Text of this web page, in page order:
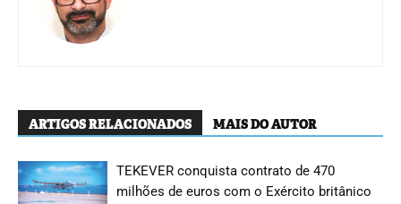
ARTIGOS RELACIONADOS MAIS DO AUTOR
TEKEVER conquista contrato de 470
milhões de euros com o Exército britânico